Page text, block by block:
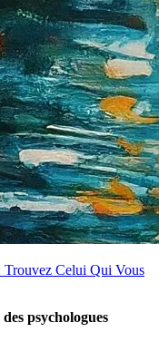
Trouvez Celui Qui Vous
psychologues